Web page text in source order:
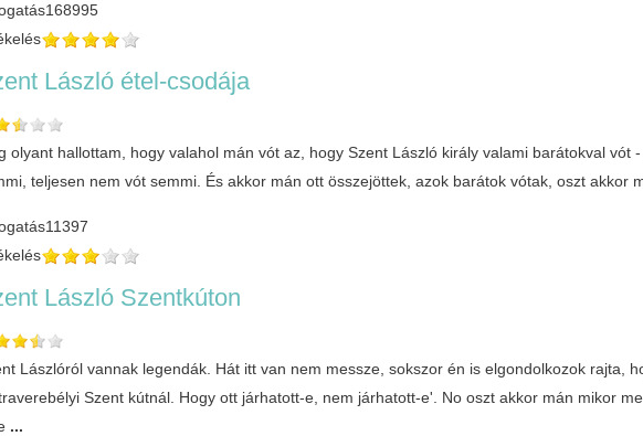
168995
László étel-csodája
olyant hallottam, hogy valahol mán vót az, hogy Szent László király valami barátokval vót
teljesen nem vót semmi. És akkor mán ott összejöttek, azok barátok vótak, oszt akkor
11397
László Szentkúton
Lászlóról vannak legendák. Hát itt van nem messze, sokszor én is elgondolkozok rajta,
Szent kútnál. Hogy ott járhatott-e, nem járhatott-e'. No oszt akkor mán mikor
...